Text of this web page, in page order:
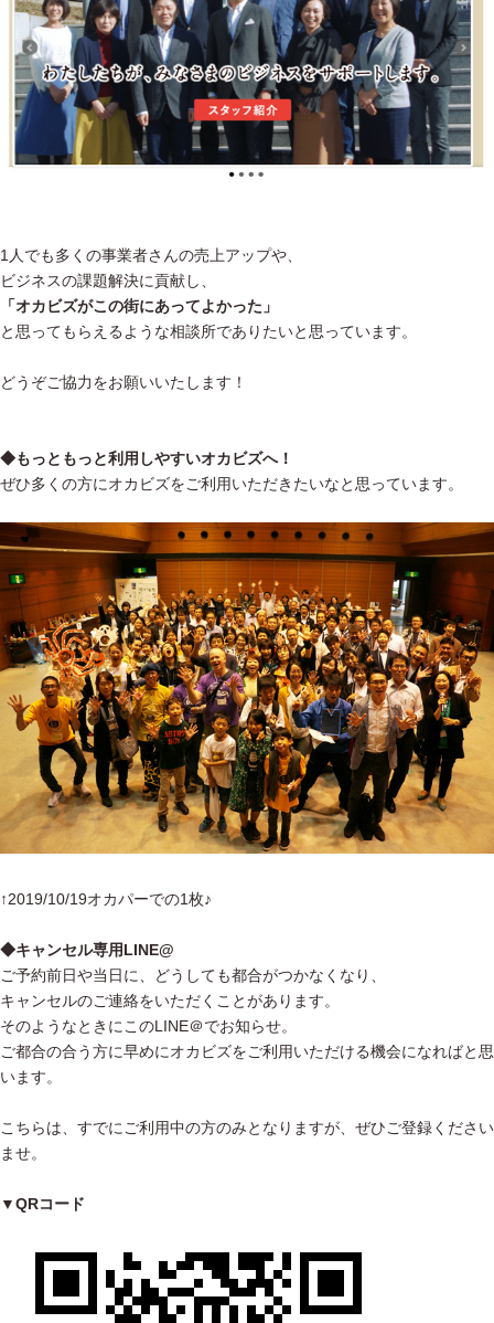
1人でも多くの事業者さんの売上アップや、
ビジネスの課題解決に貢献し、
「オカビズがこの街にあってよかった」
と思ってもらえるような相談所でありたいと思っています。
どうぞご協力をお願いいたします！
◆もっともっと利用しやすいオカビズへ！
ぜひ多くの方にオカビズをご利用いただきたいなと思っています。
↑2019/10/19オカパーでの1枚♪
◆キャンセル専用LINE@
ご予約前日や当日に、どうしても都合がつかなくなり、
キャンセルのご連絡をいただくことがあります。
そのようなときにこのLINE＠でお知らせ。
ご都合の合う方に早めにオカビズをご利用いただける機会になればと思
います。
こちらは、すでにご利用中の方のみとなりますが、ぜひご登録ください
ませ。
▼QRコード